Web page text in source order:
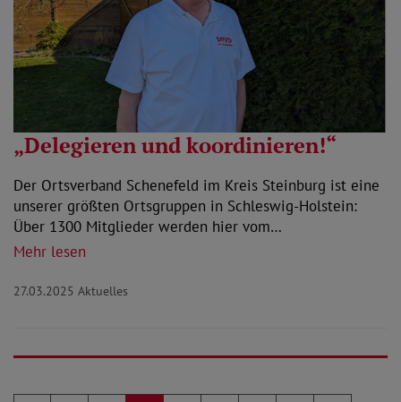
„Delegieren und koordinieren!“
Der Ortsverband Schenefeld im Kreis Steinburg ist eine
unserer größten Ortsgruppen in Schleswig-Holstein:
Über 1300 Mitglieder werden hier vom…
Mehr lesen
27.03.2025 Aktuelles